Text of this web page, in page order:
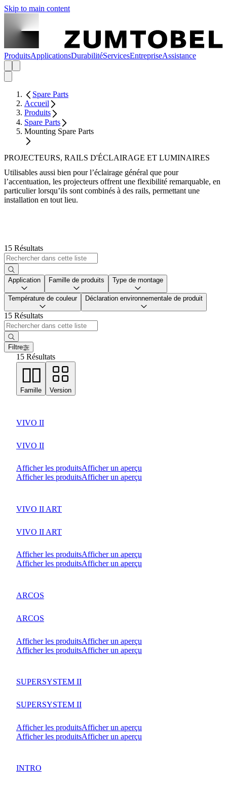
Skip to main content
ProduitsApplicationsDurabilitéServicesEntrepriseAssistance
Spare Parts
Accueil
Produits
Spare Parts
Mounting Spare Parts
PROJECTEURS, RAILS D'ÉCLAIRAGE ET LUMINAIRES
Utilisables aussi bien pour l’éclairage général que pour
l’accentuation, les projecteurs offrent une flexibilité remarquable, en
particulier lorsqu’ils sont combinés à des rails, permettant une
installation en tout lieu.
15 Résultats
Application Famille de produits Type de montage
Température de couleur Déclaration environnementale de produit
15 Résultats
Filtre
15 Résultats
Famille Version
VIVO II
VIVO II
Afficher les produitsAfficher un aperçu
Afficher les produitsAfficher un aperçu
VIVO II ART
VIVO II ART
Afficher les produitsAfficher un aperçu
Afficher les produitsAfficher un aperçu
ARCOS
ARCOS
Afficher les produitsAfficher un aperçu
Afficher les produitsAfficher un aperçu
SUPERSYSTEM II
SUPERSYSTEM II
Afficher les produitsAfficher un aperçu
Afficher les produitsAfficher un aperçu
INTRO